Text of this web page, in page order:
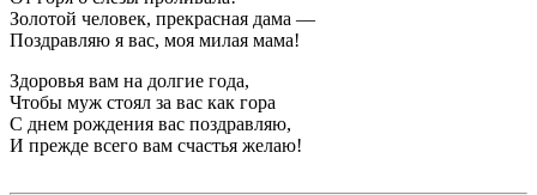
Золотой человек, прекрасная дама —
Поздравляю я вас, моя милая мама!
Здоровья вам на долгие года,
Чтобы муж стоял за вас как гора
С днем рождения вас поздравляю,
И прежде всего вам счастья желаю!